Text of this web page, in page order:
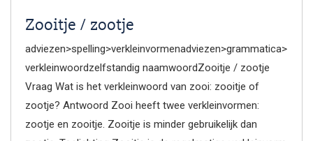
Zooitje / zootje
adviezen>spelling>verkleinvormenadviezen>grammatica>
verkleinwoordzelfstandig naamwoordZooitje / zootje
Vraag Wat is het verkleinwoord van zooi: zooitje of
zootje? Antwoord Zooi heeft twee verkleinvormen:
zootje en zooitje. Zooitje is minder gebruikelijk dan